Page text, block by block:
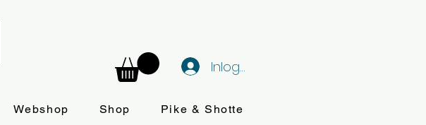
Inloggen
Webshop Shop Pike & Shotte